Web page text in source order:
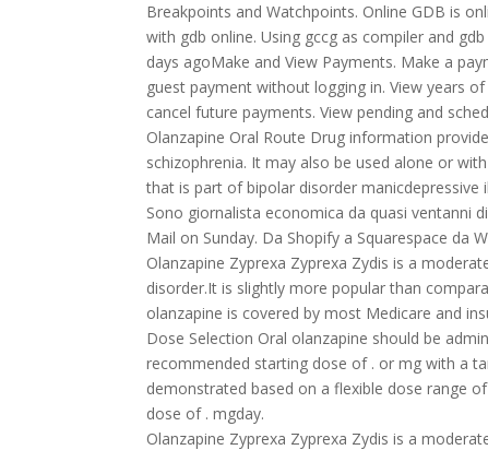
Breakpoints and Watchpoints. Online GDB is
with gdb online. Using gccg as compiler and
days agoMake and View Payments. Make a
guest payment without logging in. View years
cancel future payments. View pending and
Olanzapine Oral Route Drug information
schizophrenia. It may also be used alone or
that is part of bipolar disorder
Sono giornalista economica da quasi ventanni
Mail on Sunday. Da Shopify a Squarespace da
Olanzapine Zyprexa Zyprexa Zydis is a
disorder.It is slightly more popular than
olanzapine is covered by most Medicare and
Dose Selection Oral olanzapine should be
recommended starting dose of . or mg with a
demonstrated based on a flexible dose range
dose of . mgday.
Olanzapine Zyprexa Zyprexa Zydis is a